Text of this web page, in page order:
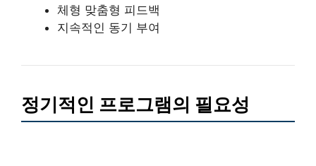
체형 맞춤형 피드백
지속적인 동기 부여
정기적인 프로그램의 필요성